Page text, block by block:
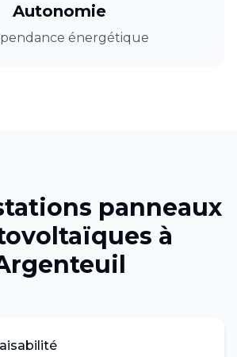
Autonomie
énergétique
panneaux
à